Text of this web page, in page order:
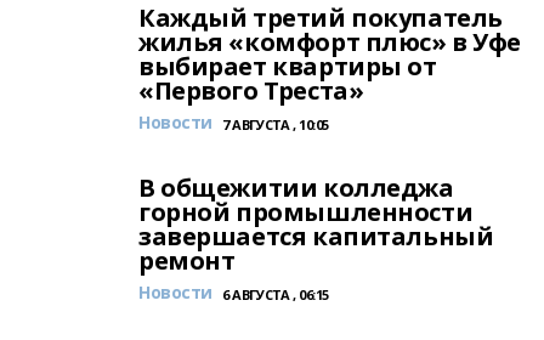
Каждый третий покупатель
жилья «комфорт плюс» в Уфе
выбирает квартиры от
«Первого Треста»
Новости 7 АВГУСТА , 10:05
В общежитии колледжа
горной промышленности
завершается капитальный
ремонт
Новости 6 АВГУСТА , 06:15